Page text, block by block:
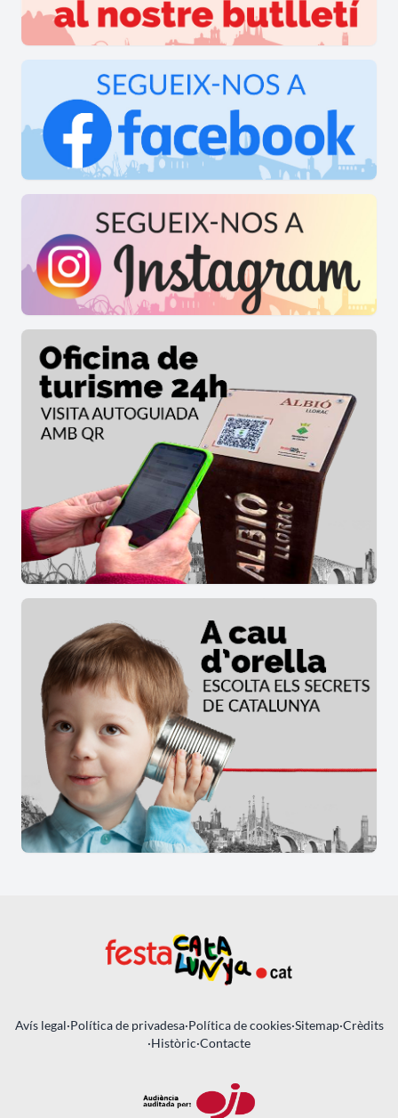
Avís legal·Política de privadesa·Política de cookies·Sitemap·Crèdits
·Històric·Contacte